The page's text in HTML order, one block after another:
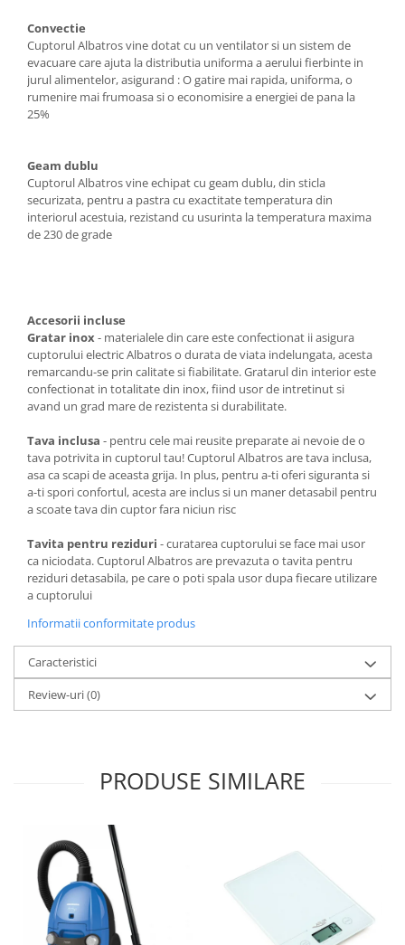
Organizatoare pentru haine
Suport umerase
Menaj
Menaj
Suport farfurii
Suport vesela
Tacamuri
Electrocasnice Mari
Aparate frigorifice
Combine frigorifice
Frigider 2 usi
Congelator
Aragaz
Electric
Mixt
Pe gaze
Masina de spalat
Masina de spalat + uscator
Masina de spalat rufe
Electrocasnice Bucatarie
Aparat vidat
Aspiratoare
Cantar bucatarie
Cuptor microunde
Decalcificator
Espresoare
Fier de calcat
Convectie
Cuptorul Albatros vine dotat cu un ventilator si un sistem de
evacuare care ajuta la distributia uniforma a aerului fierbinte in
jurul alimentelor, asigurand : O gatire mai rapida, uniforma, o
rumenire mai frumoasa si o economisire a energiei de pana la
25%
Geam dublu
Cuptorul Albatros vine echipat cu geam dublu, din sticla
securizata, pentru a pastra cu exactitate temperatura din
interiorul acestuia, rezistand cu usurinta la temperatura maxima
de 230 de grade
Accesorii incluse
Gratar inox- materialele din care este confectionat ii asigura
cuptorului electric Albatros o durata de viata indelungata, acesta
remarcandu-se prin calitate si fiabilitate. Gratarul din interior este
confectionat in totalitate din inox, fiind usor de intretinut si
avand un grad mare de rezistenta si durabilitate.
Tava inclusa - pentru cele mai reusite preparate ai nevoie de o
tava potrivita in cuptorul tau! Cuptorul Albatros are tava inclusa,
asa ca scapi de aceasta grija. In plus, pentru a-ti oferi siguranta si
a-ti spori confortul, acesta are inclus si un maner detasabil pentru
a scoate tava din cuptor fara niciun risc
Tavita pentru reziduri - curatarea cuptorului se face mai usor
ca niciodata. Cuptorul Albatros are prevazuta o tavita pentru
reziduri detasabila, pe care o poti spala usor dupa fiecare utilizare
a cuptorului
Informatii conformitate produs
Caracteristici
Review-uri(0)
PRODUSE SIMILARE